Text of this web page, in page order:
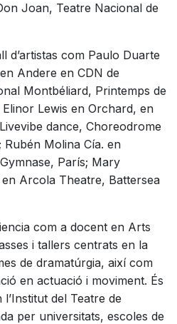
Joan, Teatre Nacional de
d’artistas com Paulo Duarte
Andere en CDN de
Montbéliard, Printemps de
Lewis en Orchard, en
dance, Choreodrome
Rubén Molina Cía. en
París; Mary
Arcola Theatre, Battersea
com a docent en Arts
i tallers centrats en la
de dramatúrgia, així com
en actuació i moviment. És
del Teatre de
per universitats, escoles de